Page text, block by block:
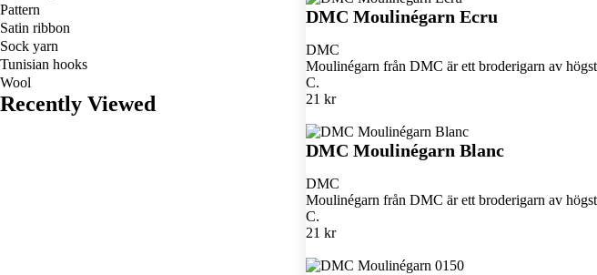
Pattern
Satin ribbon
Sock yarn
Tunisian hooks
Wool
Recently Viewed
DMC Moulinégarn Ecru
DMC
Moulinégarn från DMC är ett broderigarn av
C.
21 kr
DMC Moulinégarn Blanc
DMC
Moulinégarn från DMC är ett broderigarn av
C.
21 kr